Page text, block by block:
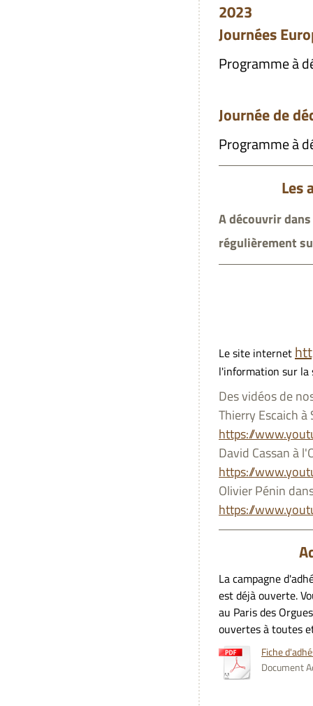
2023 le
Journées
Programme à
Journée de
Programme à
Les
A découvrir
régulièrement
Le site internet
l'information sur la
Des vidéos de
Thierry Escaich
https://
David Cassan à
https://
Olivier Pénin
https://
La campagne
est déjà ouverte.
au Paris des
ouvertes à toutes
Fiche
Document